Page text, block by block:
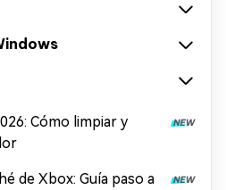
Cómo limpiar y
de Xbox: Guía paso a